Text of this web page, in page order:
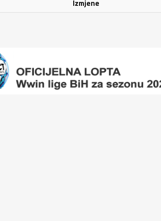
Izmjene